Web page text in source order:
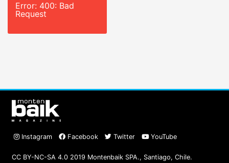
Error: 400: Bad
Request
Instagram Facebook Twitter YouTube
CC BY-NC-SA 4.0 2019 Montenbaik SPA., Santiago, Chile.